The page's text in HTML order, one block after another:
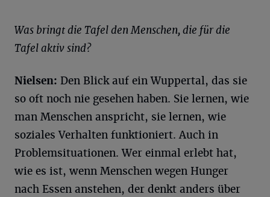
Was bringt die Tafel den Menschen, die für die
Tafel aktiv sind?
Nielsen: Den Blick auf ein Wuppertal, das sie
so oft noch nie gesehen haben. Sie lernen, wie
man Menschen anspricht, sie lernen, wie
soziales Verhalten funktioniert. Auch in
Problemsituationen. Wer einmal erlebt hat,
wie es ist, wenn Menschen wegen Hunger
nach Essen anstehen, der denkt anders über